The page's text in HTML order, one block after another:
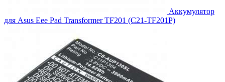
Аккумулятор
для Asus Eee Pad Transformer TF201 (C21-TF201P)